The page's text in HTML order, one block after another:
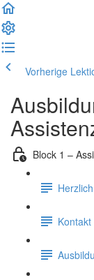
Vorherige
Block 1 –